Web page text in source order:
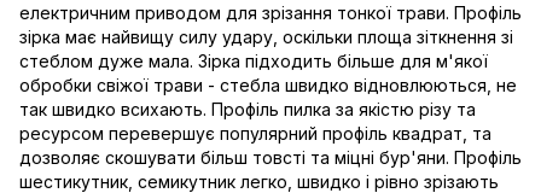
електричним приводом для зрізання тонкої трави. Профіль
зірка має найвищу силу удару, оскільки площа зіткнення зі
стеблом дуже мала. Зірка підходить більше для м'якої
обробки свіжої трави - стебла швидко відновлюються, не
так швидко всихають. Профіль пилка за якістю різу та
ресурсом перевершує популярний профіль квадрат, та
дозволяє скошувати більш товсті та міцні бур'яни. Профіль
шестикутник, семикутник легко, швидко і рівно зрізають